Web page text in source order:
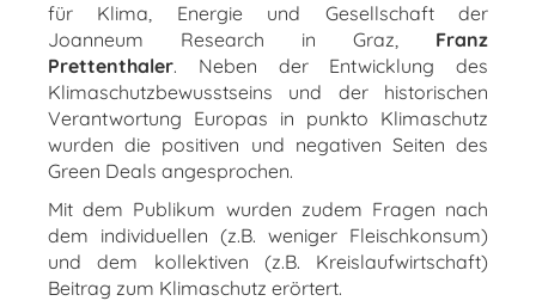
für Klima, Energie und Gesellschaft der
Joanneum Research in Graz, Franz
Prettenthaler. Neben der Entwicklung des
Klimaschutzbewusstseins und der historischen
Verantwortung Europas in punkto Klimaschutz
wurden die positiven und negativen Seiten des
Green Deals angesprochen.
Mit dem Publikum wurden zudem Fragen nach
dem individuellen (z.B. weniger Fleischkonsum)
und dem kollektiven (z.B. Kreislaufwirtschaft)
Beitrag zum Klimaschutz erörtert.